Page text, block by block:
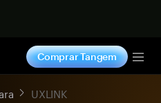
Comprar Tangem
UXLINK